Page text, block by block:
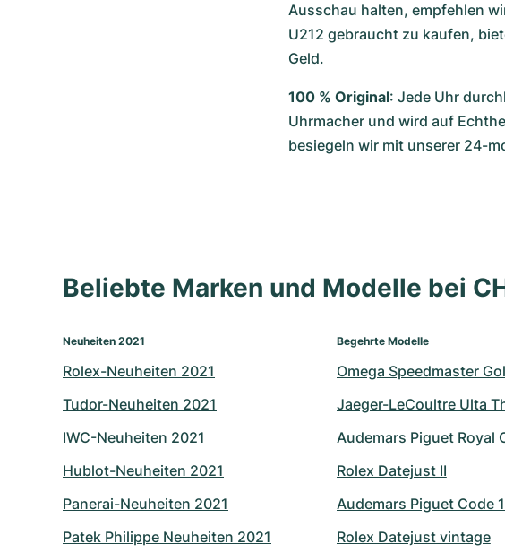
Ausschau halten, empfehlen
U212 gebraucht zu kaufen,
Geld.
100 % Original: Jede Uhr
Uhrmacher und wird auf
besiegeln wir mit unserer 24-
Beliebte Marken und Modelle bei
Neuheiten 2021
Rolex-Neuheiten 2021
Tudor-Neuheiten 2021
IWC-Neuheiten 2021
Hublot-Neuheiten 2021
Panerai-Neuheiten 2021
Patek Philippe Neuheiten 2021
Begehrte Modelle
Omega Speedmaster
Jaeger-LeCoultre Ulta
Audemars Piguet Royal
Rolex Datejust II
Audemars Piguet Code
Rolex Datejust vintage